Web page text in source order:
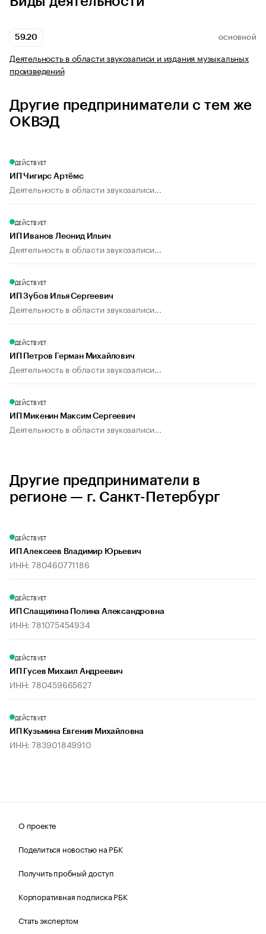
59.20 ОСНОВНОЙ
Деятельность в области звукозаписи и издания музыкальных
произведений
Другие предприниматели с тем же
ОКВЭД
ДЕЙСТВУЕТ
ИП Чигирс Артёмс
Деятельность в области звукозаписи...
ДЕЙСТВУЕТ
ИП Иванов Леонид Ильич
Деятельность в области звукозаписи...
ДЕЙСТВУЕТ
ИП Зубов Илья Сергеевич
Деятельность в области звукозаписи...
ДЕЙСТВУЕТ
ИП Петров Герман Михайлович
Деятельность в области звукозаписи...
ДЕЙСТВУЕТ
ИП Микенин Максим Сергеевич
Деятельность в области звукозаписи...
Другие предприниматели в
регионе — г. Санкт-Петербург
ДЕЙСТВУЕТ
ИП Алексеев Владимир Юрьевич
ИНН: 780460771186
ДЕЙСТВУЕТ
ИП Слащилина Полина Александровна
ИНН: 781075454934
ДЕЙСТВУЕТ
ИП Гусев Михаил Андреевич
ИНН: 780459665627
ДЕЙСТВУЕТ
ИП Кузьмина Евгения Михайловна
ИНН: 783901849910
О проекте
Поделиться новостью на РБК
Получить пробный доступ
Корпоративная подписка РБК
Стать экспертом